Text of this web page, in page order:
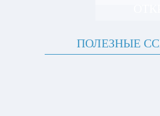
ПОЛЕЗНЫЕ